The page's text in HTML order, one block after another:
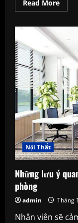
Read MoreRead
more
hỗ
trợ
người
dân
mua
nhà
bằng
cách
giảm
lãi
suất
cho
vay:
Liệu
thị
có
hồi
Nội Thất
Những lưu ý
phòng
admin Tháng
Nhân viên sẽ